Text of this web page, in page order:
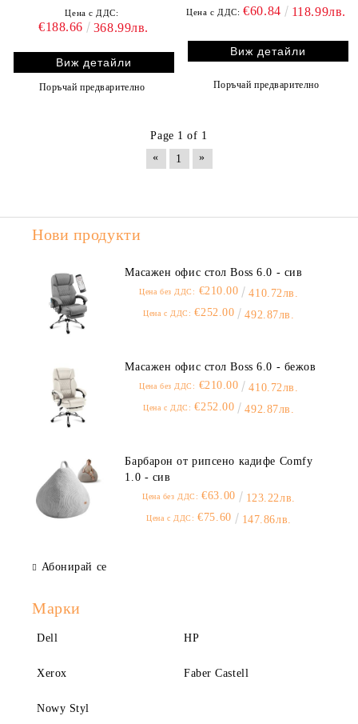
Цена с ДДС:
€188.66 368.99лв.
Виж детайли
Поръчай предварително
Цена с ДДС: €60.84 118.99лв.
Виж детайли
Поръчай предварително
Page 1 of 1
«
1 »
Нови продукти
Масажен офис стол Boss 6.0 - сив
Цена без ДДС: €210.00 410.72лв.
Цена с ДДС: €252.00 492.87лв.
Масажен офис стол Boss 6.0 - бежов
Цена без ДДС: €210.00 410.72лв.
Цена с ДДС: €252.00 492.87лв.
Барбарон от рипсено кадифе Comfy
1.0 - сив
Цена без ДДС: €63.00 123.22лв.
Цена с ДДС: €75.60 147.86лв.
Абонирай се
Марки
Dell HP
Xerox Faber Castell
Nowy Styl